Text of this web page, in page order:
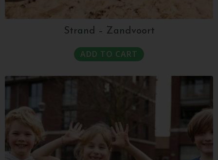
Strand – Zandvoort
ADD TO CART